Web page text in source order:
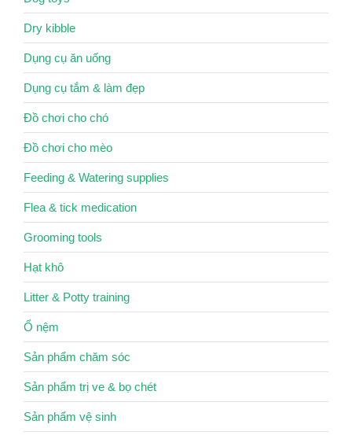
Dry kibble
Dụng cụ ăn uống
Dụng cụ tắm & làm đẹp
Đồ chơi cho chó
Đồ chơi cho mèo
Feeding & Watering supplies
Flea & tick medication
Grooming tools
Hạt khô
Litter & Potty training
Ổ nệm
Sản phẩm chăm sóc
Sản phẩm trị ve & bọ chét
Sản phẩm vệ sinh